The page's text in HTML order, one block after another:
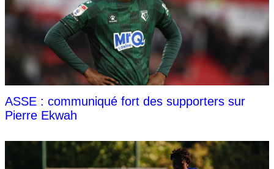
ASSE : communiqué fort des supporters sur
Pierre Ekwah